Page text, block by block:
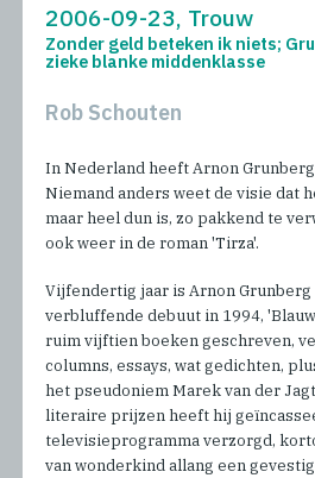
2006-09-23, Trouw
Zonder geld beteken ik niets;
zieke blanke middenklasse
Rob Schouten
In Nederland heeft Arnon
Niemand anders weet de visie dat
maar heel dun is, zo pakkend te
ook weer in de roman 'Tirza'.
Vijfendertig jaar is Arnon
verbluffende debuut in 1994,
ruim vijftien boeken geschreven,
columns, essays, wat gedichten,
het pseudoniem Marek van der
literaire prijzen heeft hij
televisieprogramma verzorgd,
van wonderkind allang een